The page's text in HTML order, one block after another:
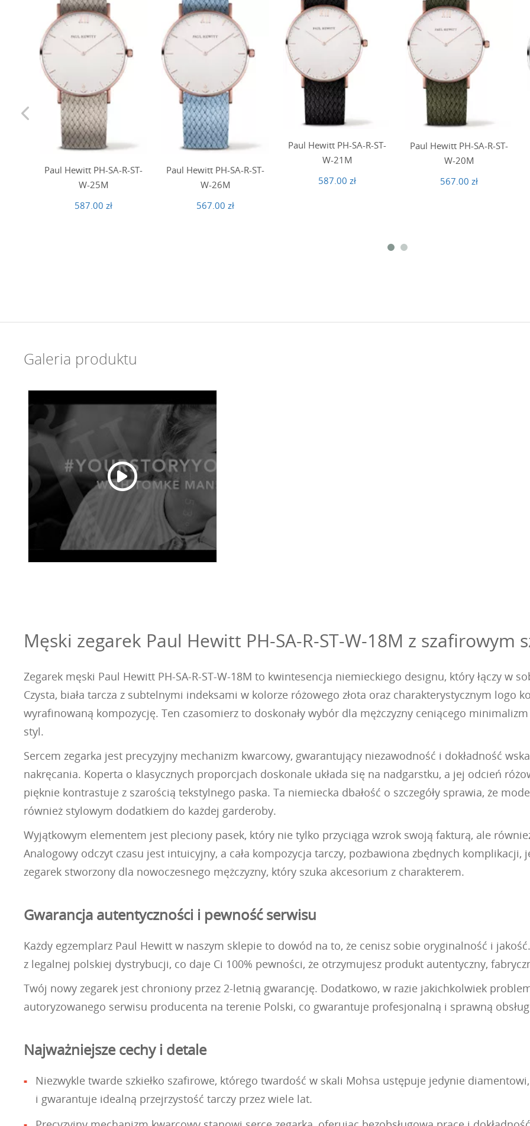
Paul Hewitt PH-SA-R-ST-
W-25M
587.00 zł
Paul Hewitt PH-SA-R-ST-
W-26M
567.00 zł
Paul Hewitt PH-SA-R-ST-
W-21M
587.00 zł
Paul Hewitt PH-SA-R-ST-
W-20M
567.00 zł
Galeria produktu
Męski zegarek Paul Hewitt PH-SA-R-ST-W-18M z szafirowym
Zegarek męski Paul Hewitt PH-SA-R-ST-W-18M to kwintesencja niemieckiego designu, który łączy w
Czysta, biała tarcza z subtelnymi indeksami w kolorze różowego złota oraz charakterystycznym logo
wyrafinowaną kompozycję. Ten czasomierz to doskonały wybór dla mężczyzny ceniącego
styl.
Sercem zegarka jest precyzyjny mechanizm kwarcowy, gwarantujący niezawodność i dokładność
nakręcania. Koperta o klasycznych proporcjach doskonale układa się na nadgarstku, a jej odcień
pięknie kontrastuje z szarością tekstylnego paska. Ta niemiecka dbałość o szczegóły sprawia, że
również stylowym dodatkiem do każdej garderoby.
Wyjątkowym elementem jest pleciony pasek, który nie tylko przyciąga wzrok swoją fakturą, ale
Analogowy odczyt czasu jest intuicyjny, a cała kompozycja tarczy, pozbawiona zbędnych komplikacji,
zegarek stworzony dla nowoczesnego mężczyzny, który szuka akcesorium z charakterem.
Gwarancja autentyczności i pewność serwisu
Każdy egzemplarz Paul Hewitt w naszym sklepie to dowód na to, że cenisz sobie oryginalność i
z legalnej polskiej dystrybucji, co daje Ci 100% pewności, że otrzymujesz produkt autentyczny,
Twój nowy zegarek jest chroniony przez 2-letnią gwarancję. Dodatkowo, w razie jakichkolwiek
autoryzowanego serwisu producenta na terenie Polski, co gwarantuje profesjonalną i sprawną
Najważniejsze cechy i detale
Niezwykle twarde szkiełko szafirowe, którego twardość w skali Mohsa ustępuje jedynie
i gwarantuje idealną przejrzystość tarczy przez wiele lat.